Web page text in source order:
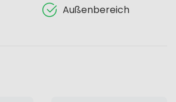
Außenbereich